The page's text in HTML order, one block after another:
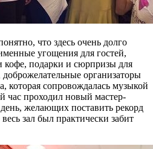
что здесь очень долго
угощения для гостей,
кофе, подарки и сюрпризы для
организаторы
которая сопровождалась музыкой
час проходил новый мастер-
желающих поставить рекорд
зал был практически забит